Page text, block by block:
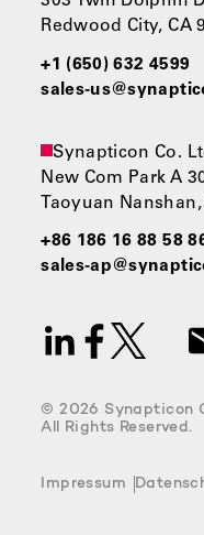
Redwood City, CA
+1 (650) 632 4599
sales-
Synapticon Co.
New Com Park A
Taoyuan
+86 186 16 88 58
sales-
© 2026 Synapticon
All Rights Reserved.
Impressum